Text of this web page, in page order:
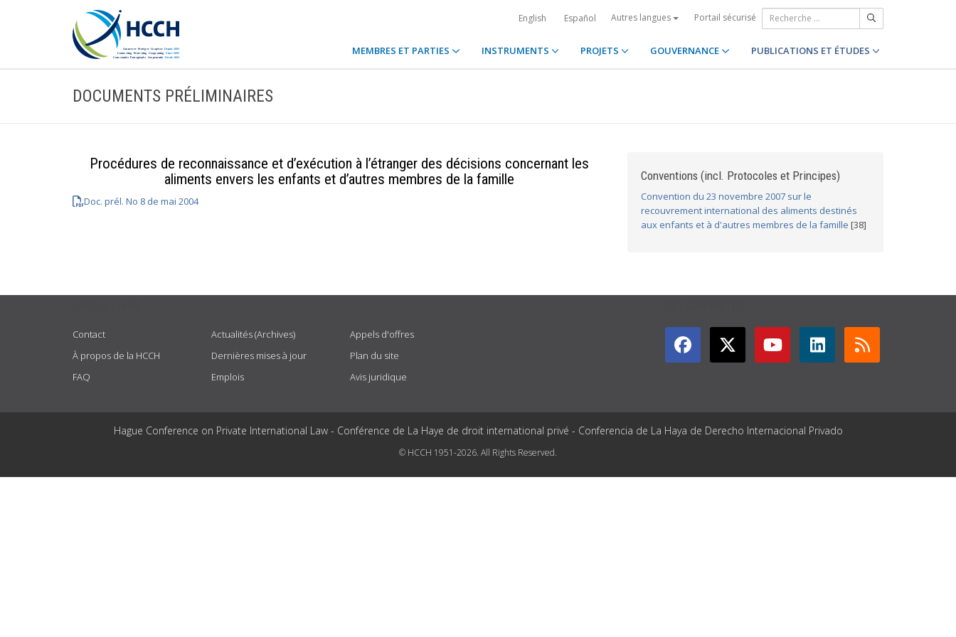
English Español Autres langues Portail sécurisé
MEMBRES ET PARTIES INSTRUMENTS PROJETS GOUVERNANCE PUBLICATIONS ET ÉTUDES
DOCUMENTS PRÉLIMINAIRES
Procédures de reconnaissance et d’exécution à l’étranger des décisions concernant les
aliments envers les enfants et d’autres membres de la famille
Doc. prél. No 8 de mai 2004
Conventions (incl. Protocoles et Principes)
Convention du 23 novembre 2007 sur le
recouvrement international des aliments destinés
aux enfants et à d'autres membres de la famille [38]
Contact
À propos de la HCCH
FAQ
Actualités (Archives)
Dernières mises à jour
Emplois
Appels d'offres
Plan du site
Avis juridique
Hague Conference on Private International Law - Conférence de La Haye de droit international privé - Conferencia de La Haya de Derecho Internacional Privado
© HCCH 1951-2026. All Rights Reserved.